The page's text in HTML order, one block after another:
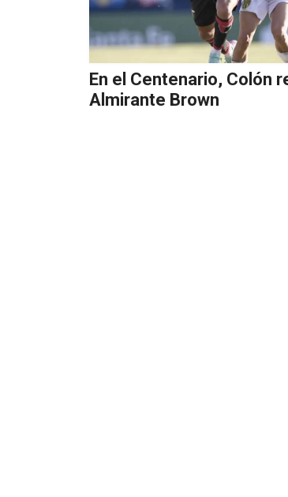
En el Centenario, Colón
Almirante Brown